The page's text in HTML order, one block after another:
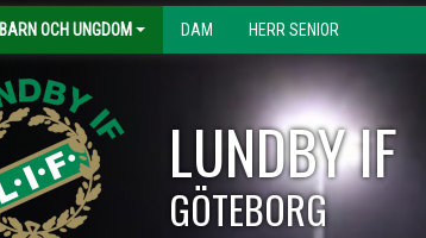
BARN OCH UNGDOM DAM HERR SENIOR
LUNDBY IF
GÖTEBORG